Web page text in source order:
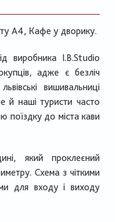
А4, Кафе у дворику.
виробника I.B.Studio
адже є безліч
вишивальниці
й наші туристи часто
поїздку до міста кави
який проклеєний
Схема з чіткими
для входу і виходу